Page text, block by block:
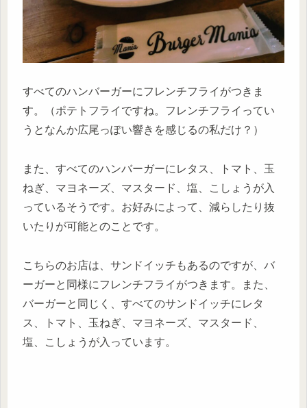
すべてのハンバーガーにフレンチフライがつきま
す。（ポテトフライですね。フレンチフライってい
うとなんか広尾っぽい響きを感じるの私だけ？）
また、すべてのハンバーガーにレタス、トマト、玉
ねぎ、マヨネーズ、マスタード、塩、こしょうが入
っているそうです。お好みによって、減らしたり抜
いたりが可能とのことです。
こちらのお店は、サンドイッチもあるのですが、バ
ーガーと同様にフレンチフライがつきます。また、
バーガーと同じく、すべてのサンドイッチにレタ
ス、トマト、玉ねぎ、マヨネーズ、マスタード、
塩、こしょうが入っています。